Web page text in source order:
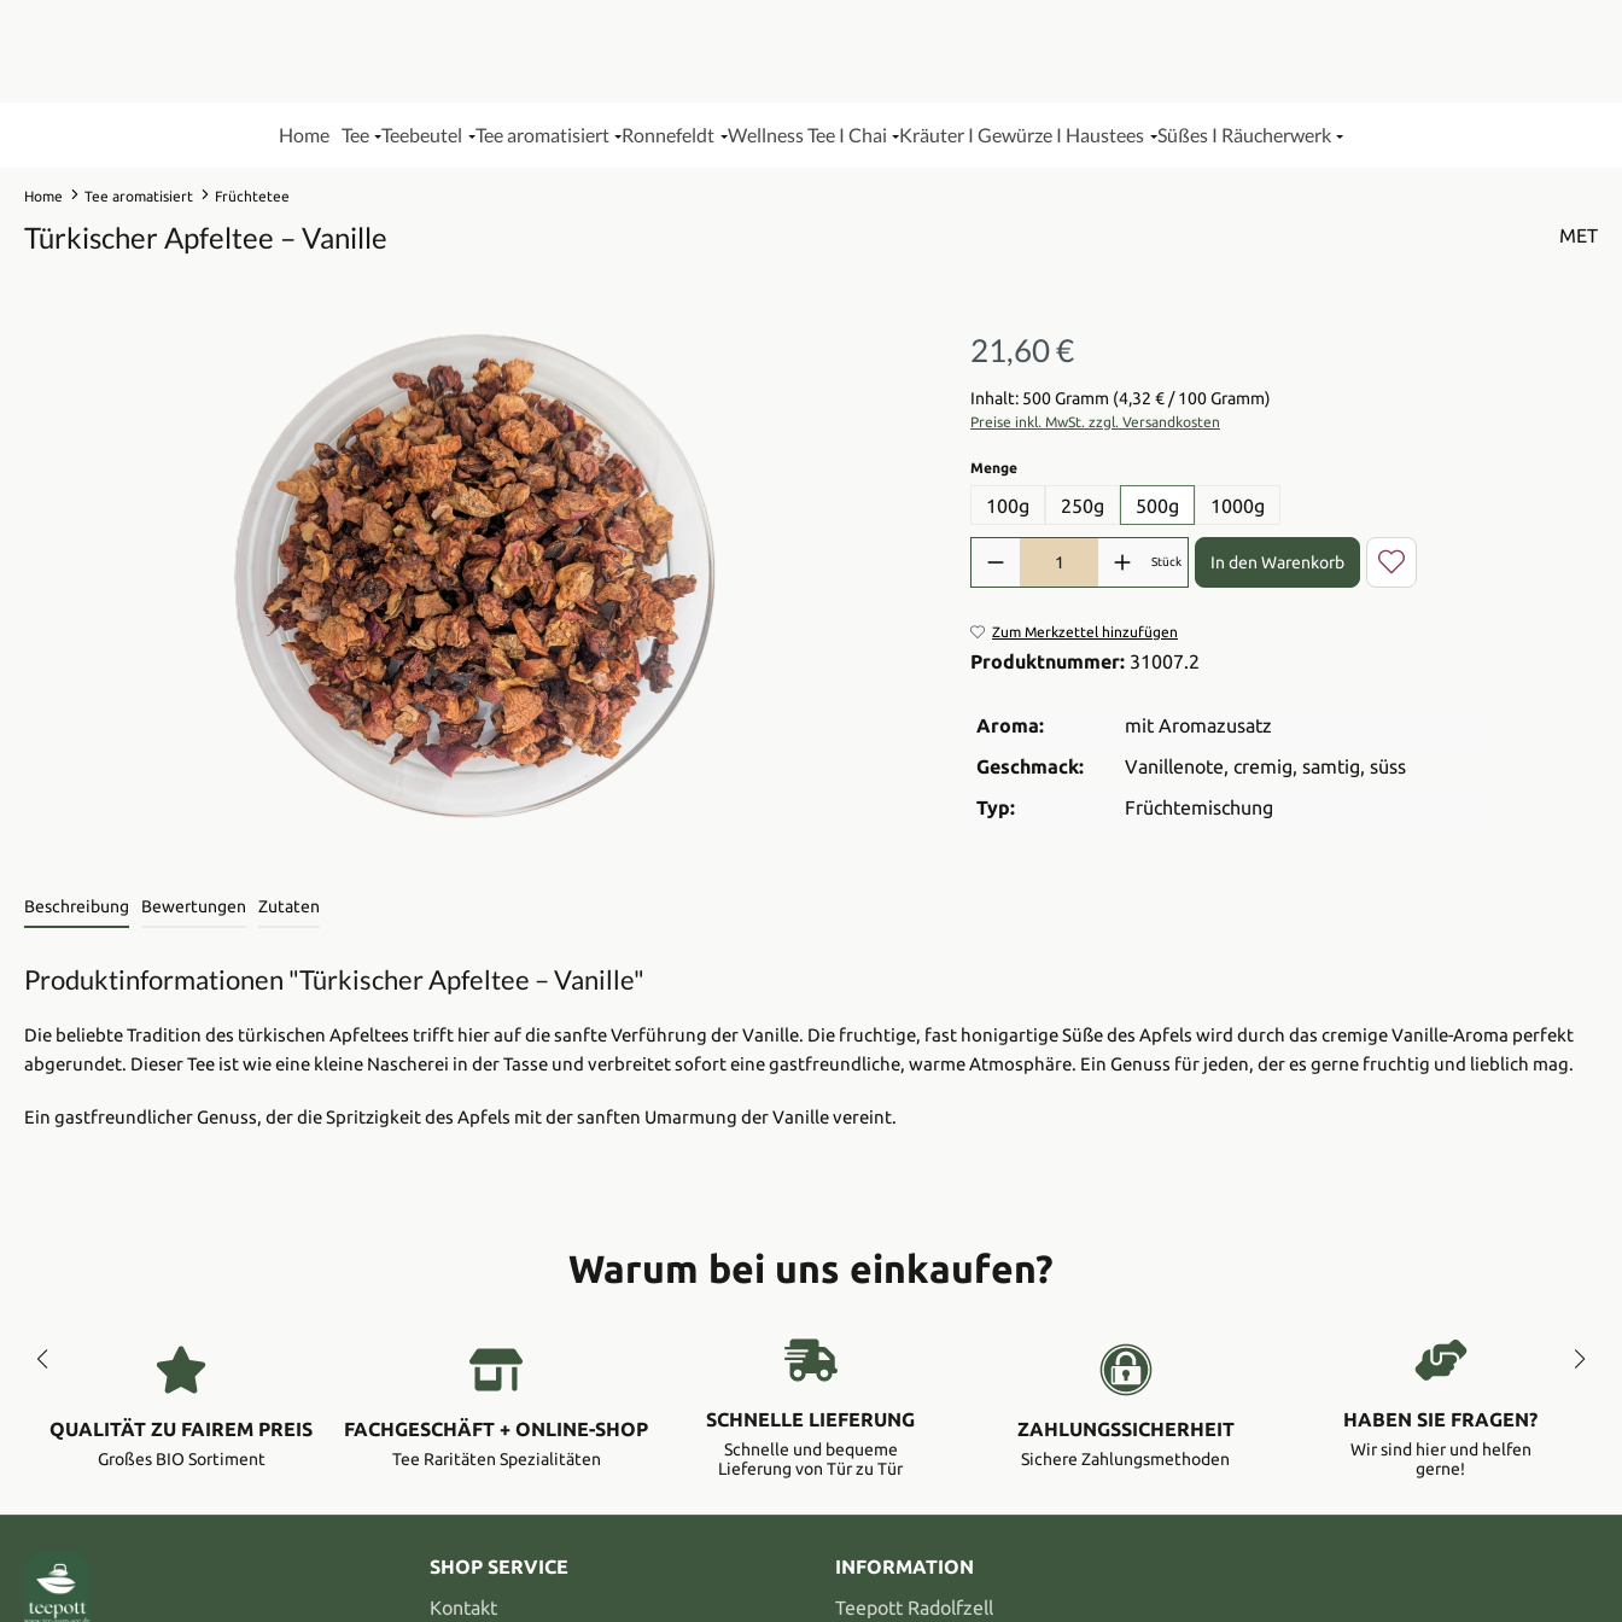
Home Tee Teebeutel Tee aromatisiert Ronnefeldt Wellness Tee I Chai Kräuter I Gewürze I Haustees Süßes I Räucherwerk
Home Tee aromatisiert Früchtetee
Türkischer Apfeltee – Vanille MET
Regulärer Preis:
21,60 €
Inhalt: 500 Gramm (4,32 € / 100 Gramm)
Preise inkl. MwSt. zzgl. Versandkosten
Mengeauswählen
100g 250g 500g 1000g
Produkt Anzahl: Gib den gewünschten Wert ein oder benutze die
Stück In den Warenkorb
Zum Merkzettel hinzufügen
Produktnummer: 31007.2
Aroma:
mit Aromazusatz
Geschmack:
Vanillenote, cremig, samtig, süss
Typ:
Früchtemischung
Beschreibung Bewertungen Zutaten
Produktinformationen "Türkischer Apfeltee – Vanille"
Die beliebte Tradition des türkischen Apfeltees trifft hier auf die sanfte Verführung der Vanille. Die fruchtige, fast honigartige Süße des Apfels wird durch das cremige Vanille-Aroma perfekt
abgerundet. Dieser Tee ist wie eine kleine Nascherei in der Tasse und verbreitet sofort eine gastfreundliche, warme Atmosphäre. Ein Genuss für jeden, der es gerne fruchtig und lieblich mag.
Ein gastfreundlicher Genuss, der die Spritzigkeit des Apfels mit der sanften Umarmung der Vanille vereint.
Warum bei uns einkaufen?
QUALITÄT ZU FAIREM PREIS
Großes BIO Sortiment
FACHGESCHÄFT + ONLINE-SHOP
Tee Raritäten Spezialitäten
SCHNELLE LIEFERUNG
Schnelle und bequeme
Lieferung von Tür zu Tür
ZAHLUNGSSICHERHEIT
Sichere Zahlungsmethoden
HABEN SIE FRAGEN?
Wir sind hier und helfen
gerne!
SHOP SERVICE
Kontakt
INFORMATION
Teepott Radolfzell